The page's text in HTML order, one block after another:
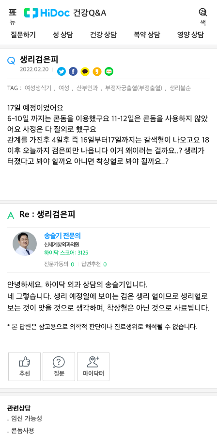
건강Q&A
질문하기 성 상담 건강 상담 복약 상담 영양 상담
메
뉴
검
색
생리검은피
2022.02.20
TAG : 여성생식기 , 여성 , 산부인과 , 부정자궁출혈(부정출혈) , 생리불순
17일 예정이었어요
6-10일 까지는 콘돔을 이용했구요 11-12일은 콘돔을 사용하지 않았
어요 사정은 다 질외로 했구요
관계를 가진후 4일후 즉 16일부터17일까지는 갈색혈이 나오고요 18
이후 오늘까지 검은피만 나옵니다 이거 왜이러는 걸까요..? 생리가
터졌다고 봐야 할까요 아니면 착상혈로 봐야 될까요..?
Re : 생리검은피
송슬기 전문의
신세계항외과의원
하이닥 스코어: 3125
전문가동의 0 답변추천 0
안녕하세요. 하이닥 외과 상담의 송슬기입니다.
네 그렇습니다. 생리 예정일에 보이는 검은 생리 혈이므로 생리혈로
보는 것이 맞을 것으로 생각하며, 착상혈은 아닌 것으로 사료됩니다.
* 본 답변은 참고용으로 의학적 판단이나 진료행위로 해석될 수 없습니다.
추천 질문 마이닥터
관련상담
임신 가능성
콘돔사용